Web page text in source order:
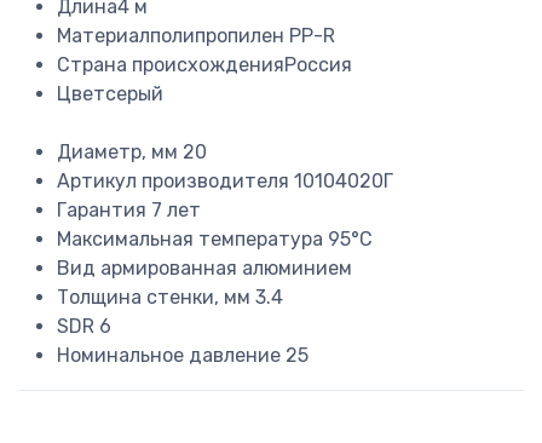
Длина4 м
Материалполипропилен PP-R
Страна происхожденияРоссия
Цветсерый
Диаметр, мм 20
Артикул производителя 10104020Г
Гарантия 7 лет
Максимальная температура 95°C
Вид армированная алюминием
Толщина стенки, мм 3.4
SDR 6
Номинальное давление 25